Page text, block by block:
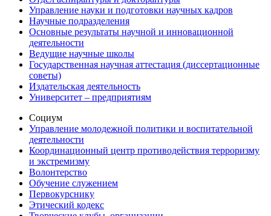
Управление науки и подготовки научных кадров
Научные подразделения
Основные результаты научной и инновационной
деятельности
Ведущие научные школы
Государственная научная аттестация (диссертационные
советы)
Издательская деятельность
Университет – предприятиям
Социум
Управление молодежной политики и воспитательной
деятельности
Координационный центр противодействия терроризму
и экстремизму
Волонтерство
Обучение служением
Первокурснику
Этический кодекс